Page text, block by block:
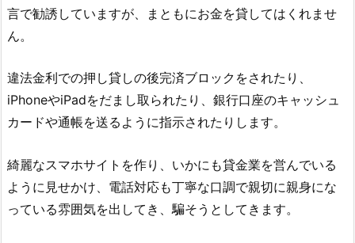
言 で勧誘していますが、まともにお金を貸してはくれませ
ん。
違法金利での押し貸しの後完済ブロックをされたり、
iPhoneやiPadをだまし取られたり、銀行口座のキャッシュ
カードや通帳を送るように指示されたりします。
綺麗なスマホサイトを作り、いかにも貸金業を営んでいる
ように見せかけ、電話対応も丁寧な口調で親切に親身にな
っている雰囲気を出してき、騙そうとしてきます。